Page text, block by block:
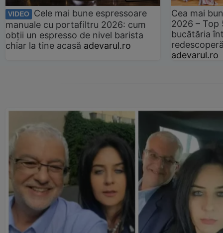
VIDEO
Cele mai bune espressoare
manuale cu portafiltru 2026: cum
obții un espresso de nivel barista
chiar la tine acasă adevarul.ro
Cea mai
2026 –
bucătăria
adevarul.ro